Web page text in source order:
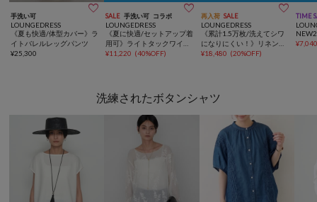
手洗い可 
LOUNGEDRESS
《夏も快適/体型カバー》ラ
イトバレルレッグパンツ
¥25,300
SALE 手洗い可 コラボ 
LOUNGEDRESS
《夏に快適/セットアップ着
用可》ライトタックワイド
パンツ
¥11,220 (40%OFF)
再入荷 SALE 
LOUNGEDRESS
《累計1.5万枚/洗えてシワ
になりにくい！》リネンラ
イクシアージャケット
¥18,480 (20%OFF)
TIME
¥
洗練されたボタンシャツ